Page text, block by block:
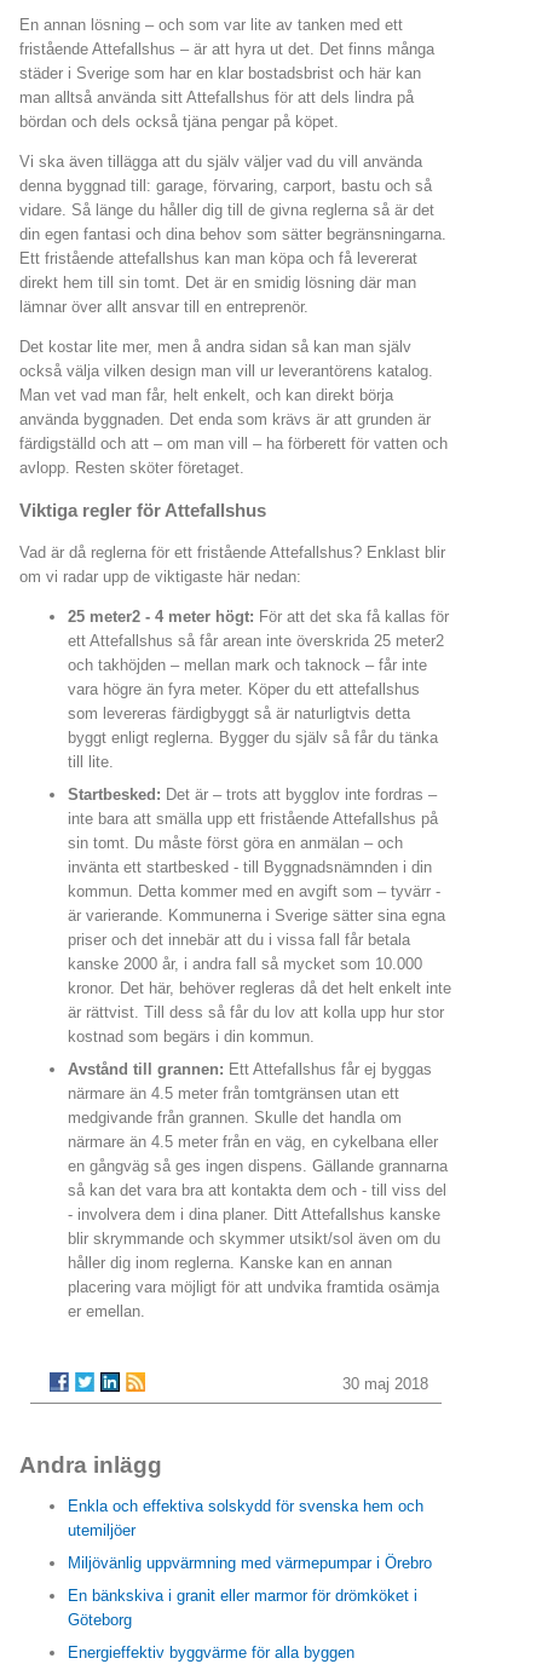
En annan lösning – och som var lite av tanken med ett
fristående Attefallshus – är att hyra ut det. Det finns många
städer i Sverige som har en klar bostadsbrist och här kan
man alltså använda sitt Attefallshus för att dels lindra på
bördan och dels också tjäna pengar på köpet.
Vi ska även tillägga att du själv väljer vad du vill använda
denna byggnad till: garage, förvaring, carport, bastu och så
vidare. Så länge du håller dig till de givna reglerna så är det
din egen fantasi och dina behov som sätter begränsningarna.
Ett fristående attefallshus kan man köpa och få levererat
direkt hem till sin tomt. Det är en smidig lösning där man
lämnar över allt ansvar till en entreprenör.
Det kostar lite mer, men å andra sidan så kan man själv
också välja vilken design man vill ur leverantörens katalog.
Man vet vad man får, helt enkelt, och kan direkt börja
använda byggnaden. Det enda som krävs är att grunden är
färdigställd och att – om man vill – ha förberett för vatten och
avlopp. Resten sköter företaget.
Viktiga regler för Attefallshus
Vad är då reglerna för ett fristående Attefallshus? Enklast blir
om vi radar upp de viktigaste här nedan:
25 meter2 - 4 meter högt: För att det ska få kallas för
ett Attefallshus så får arean inte överskrida 25 meter2
och takhöjden – mellan mark och taknock – får inte
vara högre än fyra meter. Köper du ett attefallshus
som levereras färdigbyggt så är naturligtvis detta
byggt enligt reglerna. Bygger du själv så får du tänka
till lite.
Startbesked: Det är – trots att bygglov inte fordras –
inte bara att smälla upp ett fristående Attefallshus på
sin tomt. Du måste först göra en anmälan – och
invänta ett startbesked - till Byggnadsnämnden i din
kommun. Detta kommer med en avgift som – tyvärr -
är varierande. Kommunerna i Sverige sätter sina egna
priser och det innebär att du i vissa fall får betala
kanske 2000 år, i andra fall så mycket som 10.000
kronor. Det här, behöver regleras då det helt enkelt inte
är rättvist. Till dess så får du lov att kolla upp hur stor
kostnad som begärs i din kommun.
Avstånd till grannen: Ett Attefallshus får ej byggas
närmare än 4.5 meter från tomtgränsen utan ett
medgivande från grannen. Skulle det handla om
närmare än 4.5 meter från en väg, en cykelbana eller
en gångväg så ges ingen dispens. Gällande grannarna
så kan det vara bra att kontakta dem och - till viss del
- involvera dem i dina planer. Ditt Attefallshus kanske
blir skrymmande och skymmer utsikt/sol även om du
håller dig inom reglerna. Kanske kan en annan
placering vara möjligt för att undvika framtida osämja
er emellan.
30 maj 2018
Andra inlägg
Enkla och effektiva solskydd för svenska hem och
utemiljöer
Miljövänlig uppvärmning med värmepumpar i Örebro
En bänkskiva i granit eller marmor för drömköket i
Göteborg
Energieffektiv byggvärme för alla byggen